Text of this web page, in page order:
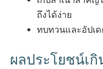
ถึงได้ง่าย
ทบทวนและอัปเ
ผลประโยชน์เ